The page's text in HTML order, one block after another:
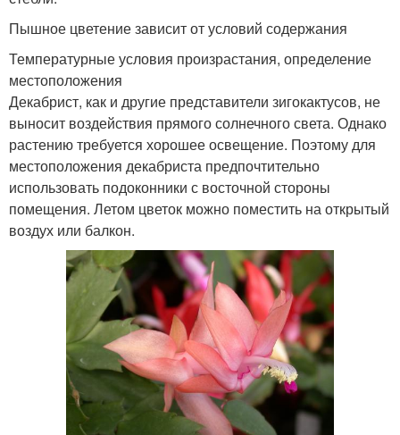
Пышное цветение зависит от условий содержания
Температурные условия произрастания, определение
местоположения
Декабрист, как и другие представители зигокактусов, не
выносит воздействия прямого солнечного света. Однако
растению требуется хорошее освещение. Поэтому для
местоположения декабриста предпочтительно
использовать подоконники с восточной стороны
помещения. Летом цветок можно поместить на открытый
воздух или балкон.